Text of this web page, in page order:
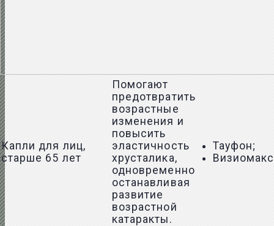
Капли для лиц,
старше 65 лет
Помогают
предотвратить
возрастные
изменения и
повысить
эластичность
хрусталика,
одновременно
останавливая
развитие
возрастной
катаракты.
Тауфон;
Визиомакс